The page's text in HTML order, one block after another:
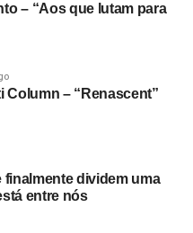
– “Aos que lutam para
Column – “Renascent”
finalmente dividem uma
entre nós